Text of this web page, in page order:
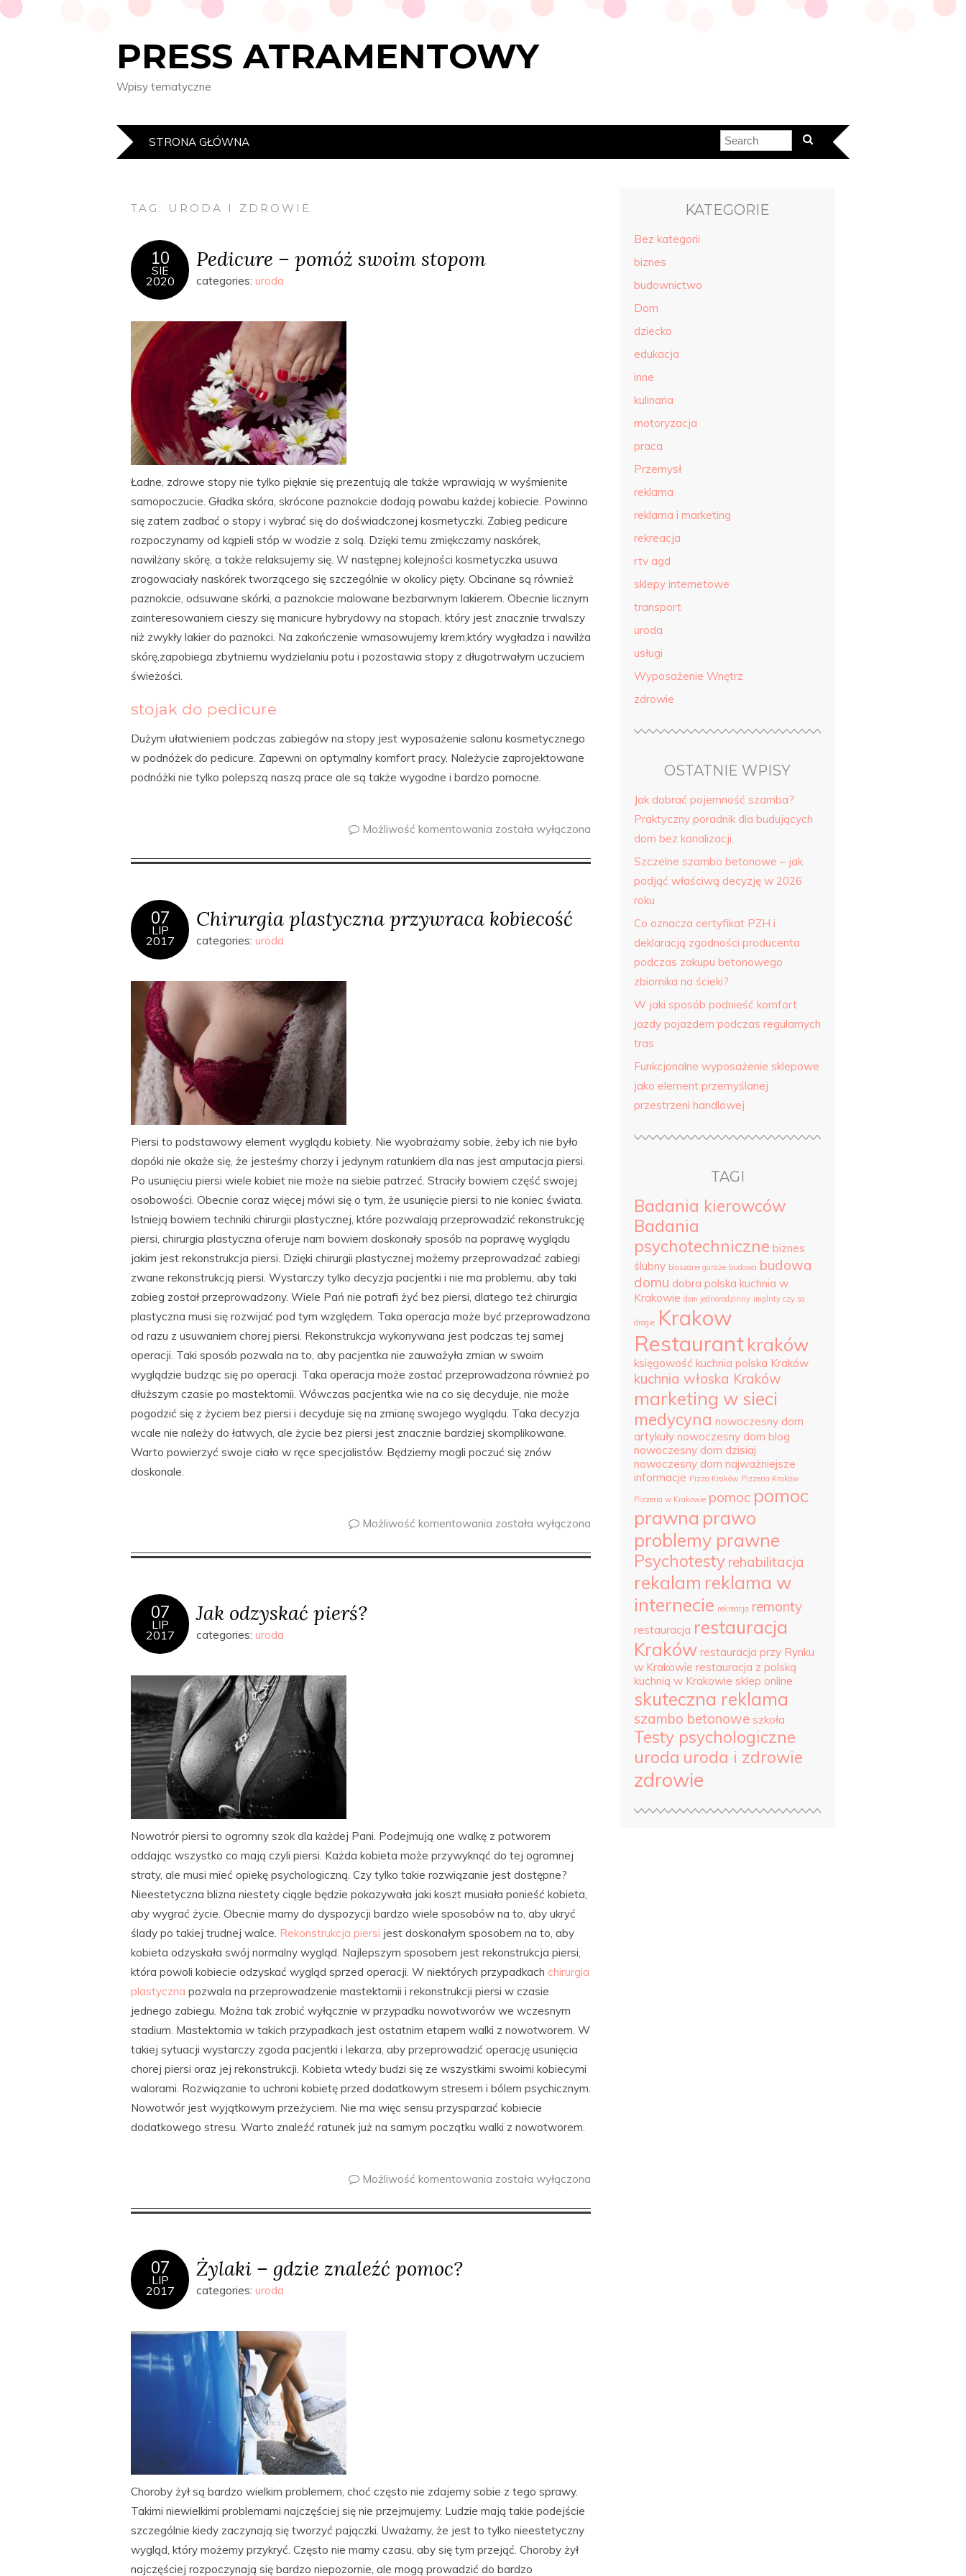
PRESS ATRAMENTOWY
Wpisy tematyczne
STRONA GŁÓWNA
TAG: URODA I ZDROWIE
10
SIE
2020
Pedicure – pomóż swoim stopom
categories: uroda
Ładne, zdrowe stopy nie tylko pięknie się prezentują ale także wprawiają w wyśmienite
samopoczucie. Gładka skóra, skrócone paznokcie dodają powabu każdej kobiecie. Powinno
się zatem zadbać o stopy i wybrać się do doświadczonej kosmetyczki. Zabieg pedicure
rozpoczynamy od kąpieli stóp w wodzie z solą. Dzięki temu zmiękczamy naskórek,
nawilżany skórę, a także relaksujemy się. W następnej kolejności kosmetyczka usuwa
zrogowaciały naskórek tworzącego się szczególnie w okolicy pięty. Obcinane są również
paznokcie, odsuwane skórki, a paznokcie malowane bezbarwnym lakierem. Obecnie licznym
zainteresowaniem cieszy się manicure hybrydowy na stopach, który jest znacznie trwalszy
niż zwykły lakier do paznokci. Na zakończenie wmasowujemy krem,który wygładza i nawilża
skórę,zapobiega zbytniemu wydzielaniu potu i pozostawia stopy z długotrwałym uczuciem
świeżości.
stojak do pedicure
Dużym ułatwieniem podczas zabiegów na stopy jest wyposażenie salonu kosmetycznego
w podnóżek do pedicure. Zapewni on optymalny komfort pracy. Należycie zaprojektowane
podnóżki nie tylko polepszą naszą prace ale są także wygodne i bardzo pomocne.
Możliwość komentowania została wyłączona
07
LIP
2017
Chirurgia plastyczna przywraca kobiecość
categories: uroda
Piersi to podstawowy element wyglądu kobiety. Nie wyobrażamy sobie, żeby ich nie było
dopóki nie okaże się, że jesteśmy chorzy i jedynym ratunkiem dla nas jest amputacja piersi.
Po usunięciu piersi wiele kobiet nie może na siebie patrzeć. Straciły bowiem część swojej
osobowości. Obecnie coraz więcej mówi się o tym, że usunięcie piersi to nie koniec świata.
Istnieją bowiem techniki chirurgii plastycznej, które pozwalają przeprowadzić rekonstrukcję
piersi, chirurgia plastyczna oferuje nam bowiem doskonały sposób na poprawę wyglądu
jakim jest rekonstrukcja piersi. Dzięki chirurgii plastycznej możemy przeprowadzać zabiegi
zwane rekonstrukcją piersi. Wystarczy tylko decyzja pacjentki i nie ma problemu, aby taki
zabieg został przeprowadzony. Wiele Pań nie potrafi żyć bez piersi, dlatego też chirurgia
plastyczna musi się rozwijać pod tym względem. Taka operacja może być przeprowadzona
od razu z usuwaniem chorej piersi. Rekonstrukcja wykonywana jest podczas tej samej
operacji. Taki sposób pozwala na to, aby pacjentka nie zauważyła zmian w swoim
wyglądzie budząc się po operacji. Taka operacja może zostać przeprowadzona również po
dłuższym czasie po mastektomii. Wówczas pacjentka wie na co się decyduje, nie może
pogodzić się z życiem bez piersi i decyduje się na zmianę swojego wyglądu. Taka decyzja
wcale nie należy do łatwych, ale życie bez piersi jest znacznie bardziej skomplikowane.
Warto powierzyć swoje ciało w ręce specjalistów. Będziemy mogli poczuć się znów
doskonale.
Możliwość komentowania została wyłączona
07
LIP
2017
Jak odzyskać pierś?
categories: uroda
Nowotrór piersi to ogromny szok dla każdej Pani. Podejmują one walkę z potworem
oddając wszystko co mają czyli piersi. Każda kobieta może przywyknąć do tej ogromnej
straty, ale musi mieć opiekę psychologiczną. Czy tylko takie rozwiązanie jest dostępne?
Nieestetyczna blizna niestety ciągle będzie pokazywała jaki koszt musiała ponieść kobieta,
aby wygrać życie. Obecnie mamy do dyspozycji bardzo wiele sposobów na to, aby ukryć
ślady po takiej trudnej walce. Rekonstrukcja piersi jest doskonałym sposobem na to, aby
kobieta odzyskała swój normalny wygląd. Najlepszym sposobem jest rekonstrukcja piersi,
która powoli kobiecie odzyskać wygląd sprzed operacji. W niektórych przypadkach chirurgia
plastyczna pozwala na przeprowadzenie mastektomii i rekonstrukcji piersi w czasie
jednego zabiegu. Można tak zrobić wyłącznie w przypadku nowotworów we wczesnym
stadium. Mastektomia w takich przypadkach jest ostatnim etapem walki z nowotworem. W
takiej sytuacji wystarczy zgoda pacjentki i lekarza, aby przeprowadzić operację usunięcia
chorej piersi oraz jej rekonstrukcji. Kobieta wtedy budzi się ze wszystkimi swoimi kobiecymi
walorami. Rozwiązanie to uchroni kobietę przed dodatkowym stresem i bólem psychicznym.
Nowotwór jest wyjątkowym przeżyciem. Nie ma więc sensu przysparzać kobiecie
dodatkowego stresu. Warto znaleźć ratunek już na samym początku walki z nowotworem.
Możliwość komentowania została wyłączona
07
LIP
2017
Żylaki – gdzie znaleźć pomoc?
categories: uroda
Choroby żył są bardzo wielkim problemem, choć często nie zdajemy sobie z tego sprawy.
Takimi niewielkimi problemami najczęściej się nie przejmujemy. Ludzie mają takie podejście
szczególnie kiedy zaczynają się tworzyć pajączki. Uważamy, że jest to tylko nieestetyczny
wygląd, który możemy przykryć. Często nie mamy czasu, aby się tym przejąć. Choroby żył
najczęściej rozpoczynają się bardzo niepozornie, ale mogą prowadzić do bardzo
KATEGORIE
Bez kategorii
biznes
budownictwo
Dom
dziecko
edukacja
inne
kulinaria
motoryzacja
praca
Przemysł
reklama
reklama i marketing
rekreacja
rtv agd
sklepy internetowe
transport
uroda
usługi
Wyposażenie Wnętrz
zdrowie
OSTATNIE WPISY
Jak dobrać pojemność szamba?
Praktyczny poradnik dla budujących
dom bez kanalizacji.
Szczelne szambo betonowe – jak
podjąć właściwą decyzję w 2026
roku
Co oznacza certyfikat PZH i
deklaracją zgodności producenta
podczas zakupu betonowego
zbiornika na ścieki?
W jaki sposób podnieść komfort
jazdy pojazdem podczas regularnych
tras
Funkcjonalne wyposażenie sklepowe
jako element przemyślanej
przestrzeni handlowej
TAGI
Badania kierowców
Badania
psychotechniczne biznes
ślubny blaszane garaże budowa budowa
domu dobra polska kuchnia w
Krakowie dom jednorodzinny implnty czy sa
drogie Krakow
Restaurantkraków
księgowość kuchnia polska Kraków
kuchnia włoska Kraków
marketing w sieci
medycyna nowoczesny dom
artykuły nowoczesny dom blog
nowoczesny dom dzisiaj
nowoczesny dom najważniejsze
informacje Pizza Kraków Pizzeria Kraków
Pizzeria w Krakowie pomoc pomoc
prawna prawo
problemy prawne
Psychotesty rehabilitacja
rekalam reklama w
internecie rekreacja remonty
restauracja restauracja
Kraków restauracja przy Rynku
w Krakowie restauracja z polską
kuchnią w Krakowie sklep online
skuteczna reklama
szambo betonowe szkoła
Testy psychologiczne
uroda uroda i zdrowie
zdrowie